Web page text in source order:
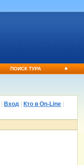
ПОИСК ТУРА •
Вход Кто в On-Line